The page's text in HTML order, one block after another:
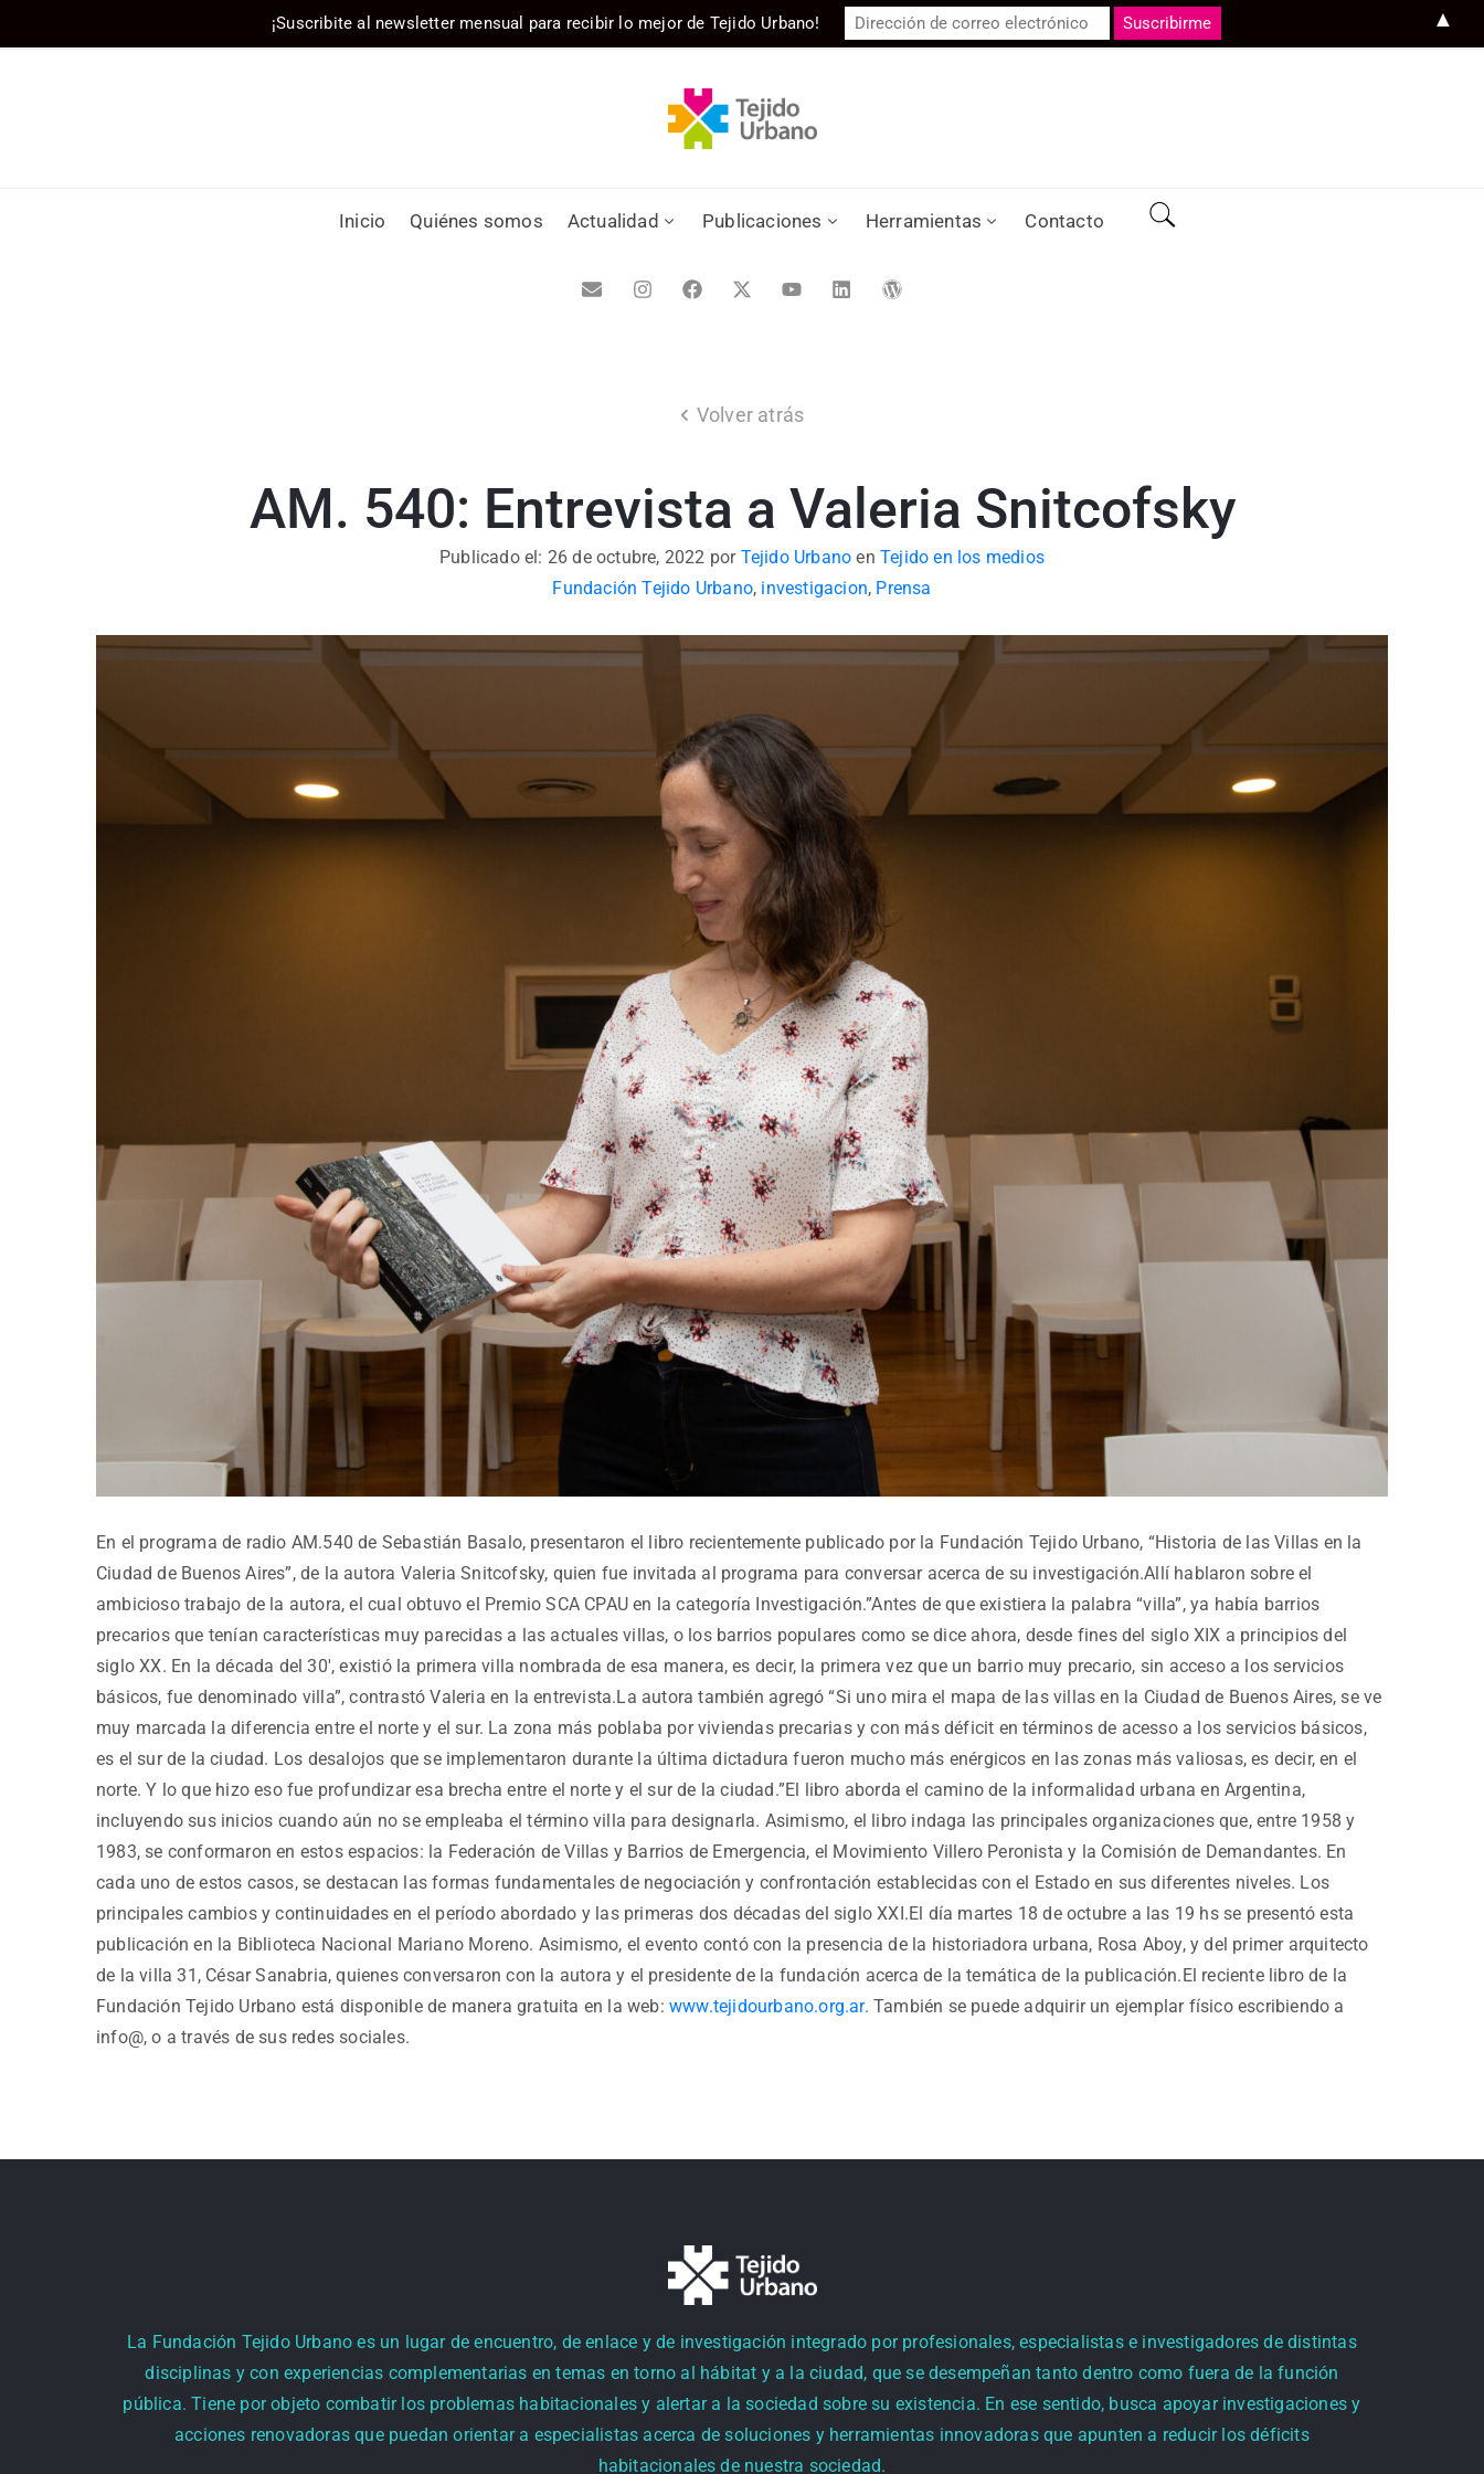
Inicio Quiénes somos Actualidad Publicaciones Herramientas Contacto
Volver atrás
AM. 540: Entrevista a Valeria Snitcofsky
Publicado el: 26 de octubre, 2022 por Tejido Urbano enTejido en los medios
Fundación Tejido Urbano, investigacion, Prensa
En el programa de radio AM.540 de Sebastián Basalo, presentaron el libro recientemente publicado por la Fundación Tejido Urbano, “Historia de las Villas en la
Ciudad de Buenos Aires”, de la autora Valeria Snitcofsky, quien fue invitada al programa para conversar acerca de su investigación.Allí hablaron sobre el
ambicioso trabajo de la autora, el cual obtuvo el Premio SCA CPAU en la categoría Investigación.”Antes de que existiera la palabra “villa”, ya había barrios
precarios que tenían características muy parecidas a las actuales villas, o los barrios populares como se dice ahora, desde fines del siglo XIX a principios del
siglo XX. En la década del 30′, existió la primera villa nombrada de esa manera, es decir, la primera vez que un barrio muy precario, sin acceso a los servicios
básicos, fue denominado villa”, contrastó Valeria en la entrevista.La autora también agregó “Si uno mira el mapa de las villas en la Ciudad de Buenos Aires, se ve
muy marcada la diferencia entre el norte y el sur. La zona más poblaba por viviendas precarias y con más déficit en términos de acesso a los servicios básicos,
es el sur de la ciudad. Los desalojos que se implementaron durante la última dictadura fueron mucho más enérgicos en las zonas más valiosas, es decir, en el
norte. Y lo que hizo eso fue profundizar esa brecha entre el norte y el sur de la ciudad.”El libro aborda el camino de la informalidad urbana en Argentina,
incluyendo sus inicios cuando aún no se empleaba el término villa para designarla. Asimismo, el libro indaga las principales organizaciones que, entre 1958 y
1983, se conformaron en estos espacios: la Federación de Villas y Barrios de Emergencia, el Movimiento Villero Peronista y la Comisión de Demandantes. En
cada uno de estos casos, se destacan las formas fundamentales de negociación y confrontación establecidas con el Estado en sus diferentes niveles. Los
principales cambios y continuidades en el período abordado y las primeras dos décadas del siglo XXI.El día martes 18 de octubre a las 19 hs se presentó esta
publicación en la Biblioteca Nacional Mariano Moreno. Asimismo, el evento contó con la presencia de la historiadora urbana, Rosa Aboy, y del primer arquitecto
de la villa 31, César Sanabria, quienes conversaron con la autora y el presidente de la fundación acerca de la temática de la publicación.El reciente libro de la
Fundación Tejido Urbano está disponible de manera gratuita en la web:www.tejidourbano.org.ar. También se puede adquirir un ejemplar físico escribiendo a
info@, o a través de sus redes sociales.
La Fundación Tejido Urbano es un lugar de encuentro, de enlace y de investigación integrado por profesionales, especialistas e investigadores de distintas
disciplinas y con experiencias complementarias en temas en torno al hábitat y a la ciudad, que se desempeñan tanto dentro como fuera de la función
pública. Tiene por objeto combatir los problemas habitacionales y alertar a la sociedad sobre su existencia. En ese sentido, busca apoyar investigaciones y
acciones renovadoras que puedan orientar a especialistas acerca de soluciones y herramientas innovadoras que apunten a reducir los déficits
habitacionales de nuestra sociedad.
¡Suscribite al newsletter mensual para recibir lo mejor de Tejido Urbano! ▲